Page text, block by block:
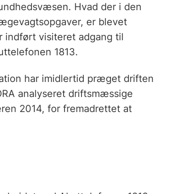
Hvad der i den
er blevet
indført visiteret adgang til
1813.
har imidlertid præget driften
analyseret driftsmæssige
2014, for fremadrettet at